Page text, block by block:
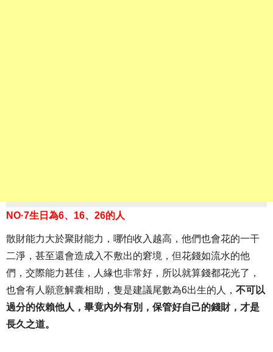
NO·7生日為6、16、26的人
散財能力大於聚財能力，哪怕收入越高，他們也會花的一干
二淨，甚至還會造成入不敷出的窘境，但花錢如流水的他
們，交際能力甚佳，人緣也非常好，所以就算錢都花光了，
也會有人願意解囊相助，隻是建議尾數為6出生的人， 不可以
過分的依賴他人，畢竟內外有別，保管好自己的錢財，才是
長久之道。